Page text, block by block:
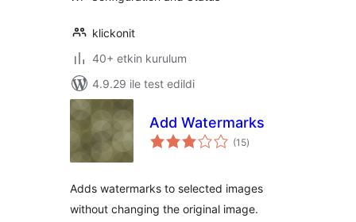
klickonit
40+ etkin kurulum
4.9.29 ile test edildi
Add Watermarks
(15toplam
puan
)
Adds watermarks to selected images
without changing the original image.